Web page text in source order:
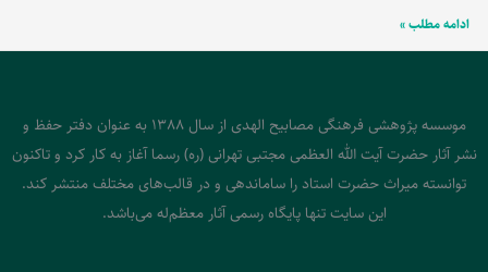
ادامه مطلب »
موسسه پژوهشی فرهنگی مصابیح الهدی از سال 1388 به عنوان دفتر حفظ و
نشر آثار حضرت آیت الله العظمی مجتبی تهرانی (ره) رسما آغاز به کار کرد و تاکنون
توانسته میراث حضرت استاد را ساماندهی و در قالب‌های مختلف منتشر کند.
این سایت تنها پایگاه رسمی آثار معظم‌له می‌باشد.